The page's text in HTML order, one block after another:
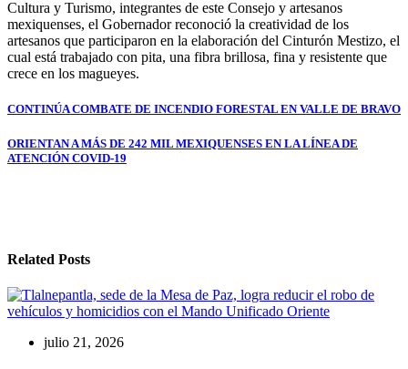
Cultura y Turismo, integrantes de este Consejo y artesanos
mexiquenses, el Gobernador reconoció la creatividad de los
artesanos que participaron en la elaboración del Cinturón Mestizo, el
cual está trabajado con pita, una fibra brillosa, fina y resistente que
crece en los magueyes.
Navegación
de
entradas
CONTINÚA COMBATE DE INCENDIO FORESTAL EN VALLE DE BRAVO
ORIENTAN A MÁS DE 242 MIL MEXIQUENSES EN LA LÍNEA DE
ATENCIÓN COVID-19
Related Posts
julio 21, 2026